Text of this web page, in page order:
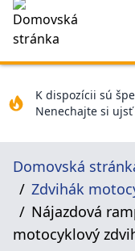
K dispozícii sú
Nenechajte si
Domovská
Zdvihák
Nájazdová
motocyklový